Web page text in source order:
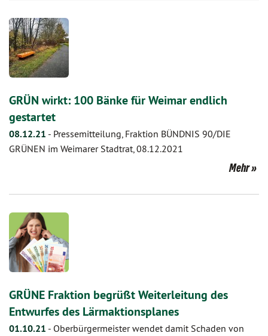
GRÜN wirkt: 100 Bänke für Weimar endlich
gestartet
08.12.21 - Pressemitteilung, Fraktion BÜNDNIS 90/DIE
GRÜNEN im Weimarer Stadtrat, 08.12.2021
Mehr
GRÜNE Fraktion begrüßt Weiterleitung des
Entwurfes des Lärmaktionsplanes
01.10.21 - Oberbürgermeister wendet damit Schaden von